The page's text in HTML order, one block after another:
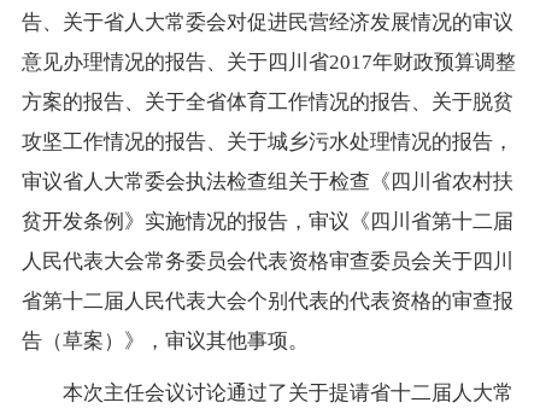
告、关于省人大常委会对促进民营经济发展情况的审议
意见办理情况的报告、关于四川省2017年财政预算调整
方案的报告、关于全省体育工作情况的报告、关于脱贫
攻坚工作情况的报告、关于城乡污水处理情况的报告，
审议省人大常委会执法检查组关于检查《四川省农村扶
贫开发条例》实施情况的报告，审议《四川省第十二届
人民代表大会常务委员会代表资格审查委员会关于四川
省第十二届人民代表大会个别代表的代表资格的审查报
告（草案）》，审议其他事项。
本次主任会议讨论通过了关于提请省十二届人大常